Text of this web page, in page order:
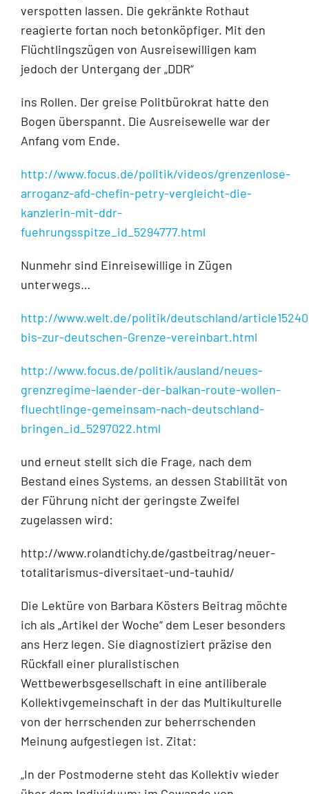
verspotten lassen. Die gekränkte Rothaut
reagierte fortan noch betonköpfiger. Mit den
Flüchtlingszügen von Ausreisewilligen kam
jedoch der Untergang der „DDR“
ins Rollen. Der greise Politbürokrat hatte den
Bogen überspannt. Die Ausreisewelle war der
Anfang vom Ende.
http://www.focus.de/politik/videos/grenzenlose-
arroganz-afd-chefin-petry-vergleicht-die-
kanzlerin-mit-ddr-
fuehrungsspitze_id_5294777.html
Nunmehr sind Einreisewillige in Zügen
unterwegs…
http://www.welt.de/politik/deutschland/
bis-zur-deutschen-Grenze-vereinbart.html
http://www.focus.de/politik/ausland/neues-
grenzregime-laender-der-balkan-route-wollen-
fluechtlinge-gemeinsam-nach-deutschland-
bringen_id_5297022.html
und erneut stellt sich die Frage, nach dem
Bestand eines Systems, an dessen Stabilität von
der Führung nicht der geringste Zweifel
zugelassen wird:
http://www.rolandtichy.de/gastbeitrag/neuer-
totalitarismus-diversitaet-und-tauhid/
Die Lektüre von Barbara Kösters Beitrag möchte
ich als „Artikel der Woche“ dem Leser besonders
ans Herz legen. Sie diagnostiziert präzise den
Rückfall einer pluralistischen
Wettbewerbsgesellschaft in eine antiliberale
Kollektivgemeinschaft in der das Multikulturelle
von der herrschenden zur beherrschenden
Meinung aufgestiegen ist. Zitat:
„In der Postmoderne steht das Kollektiv wieder